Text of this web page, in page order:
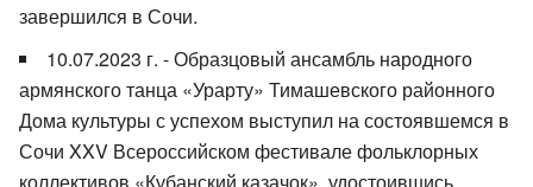
завершился в Сочи.
10.07.2023 г. - Образцовый ансамбль народного
армянского танца «Урарту» Тимашевского районного
Дома культуры с успехом выступил на состоявшемся в
Сочи XXV Всероссийском фестивале фольклорных
коллективов «Кубанский казачок», удостоившись